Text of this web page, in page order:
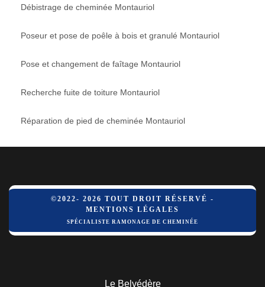
Débistrage de cheminée Montauriol
Poseur et pose de poêle à bois et granulé Montauriol
Pose et changement de faîtage Montauriol
Recherche fuite de toiture Montauriol
Réparation de pied de cheminée Montauriol
©2022- 2026 TOUT DROIT RÉSERVÉ -
MENTIONS LÉGALES
SPÉCIALISTE RAMONAGE DE CHEMINÉE
Le Belvédère